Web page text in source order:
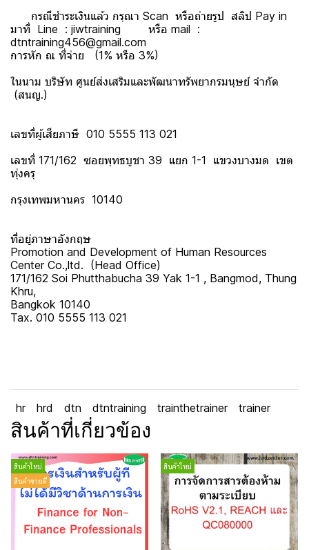
กรณีชำระเงินแล้ว กรุณา Scan หรือถ่ายรูป สลิป Pay in
มาที่ Line : jiwtraining หรือ mail :
dtntraining456@gmail.com
การหัก ณ ที่จ่าย (1% หรือ 3%)
ในนาม บริษัท ศูนย์ส่งเสริมและพัฒนาทรัพยากรมนุษย์ จำกัด
(สนญ.)
เลขที่ผู้เสียภาษี 010 5555 113 021
เลขที่ 171/162 ซอยพุทธบูชา 39 แยก 1-1 แขวงบางมด เขต
ทุ่งครุ
กรุงเทพมหานคร 10140
ที่อยู่ภาษาอังกฤษ
Promotion and Development of Human Resources
Center Co.,ltd. (Head Office)
171/162 Soi Phutthabucha 39 Yak 1-1 , Bangmod, Thung
Khru,
Bangkok 10140
Tax. 010 5555 113 021
hr hrd dtn dtntraining trainthetrainer trainer
สินค้าที่เกี่ยวข้อง
สินค้าใหม่
สินค้าขายดี
สินค้าใหม่